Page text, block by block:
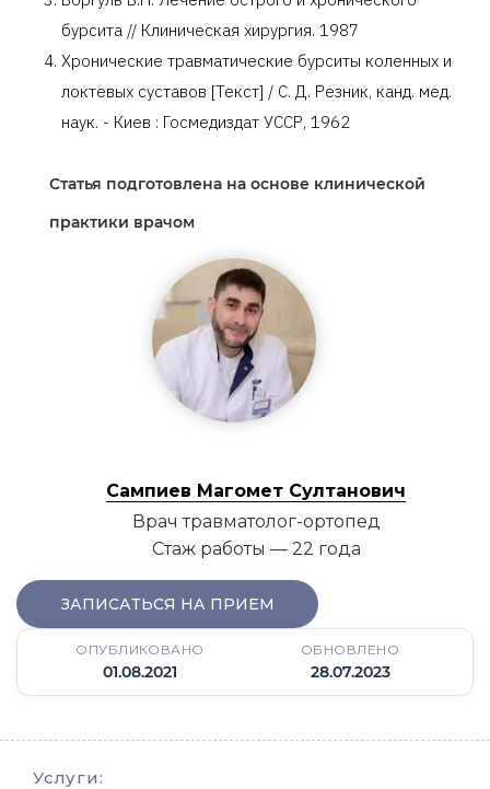
бурсита // Клиническая хирургия. 1987
Хронические травматические бурситы коленных и
локтевых суставов [Текст] / С. Д. Резник, канд. мед.
наук. - Киев : Госмедиздат УССР, 1962
Статья подготовлена на основе клинической
практики врачом
Сампиев Магомет Султанович
Врач травматолог-ортопед
Стаж работы — 22 года
ЗАПИСАТЬСЯ НА ПРИЕМ
ОПУБЛИКОВАНО
01.08.2021
ОБНОВЛЕНО
28.07.2023
Услуги: